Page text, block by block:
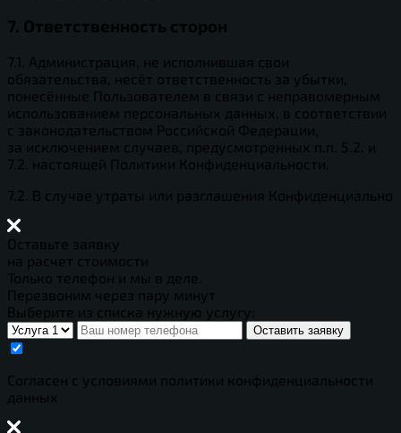
7. Ответственность сторон
7.1. Администрация, не исполнившая свои
обязательства, несёт ответственность за убытки,
понесённые Пользователем в связи с неправомерным
использованием персональных данных, в соответствии
с законодательством Российской Федерации,
за исключением случаев, предусмотренных п.п. 5.2. и
7.2. настоящей Политики Конфиденциальности.
7.2. В случае утраты или разглашения Конфиденциально
Оставьте заявку
на расчет стоимости
Только телефон и мы в деле.
Перезвоним через пару минут
Выберите из списка нужную услугу:
Оставить заявку
Cогласен с условиями политики конфиденциальности
данных